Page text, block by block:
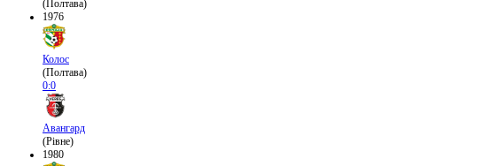
(Полтава)
1976
Колос
(Полтава)
0:0
Авангард
(Рівне)
1980